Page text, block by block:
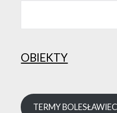
OBIEKTY
TERMY BOLESŁAWIEC